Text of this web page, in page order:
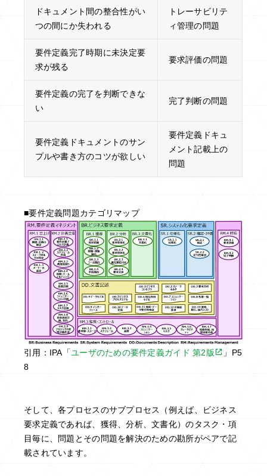
ドキュメント間の整合性がい
つの間にか失われる
トレーサビリテ
ィ管理の問題
要件定義完了時期に未決定要
求が残る
要求評価の問題
要件定義の完了を判断できな
い
完了判断の問題
要件定義ドキュメントのサン
プルや書き方のコツが欲しい
要件定義ドキュ
メント記載上の
問題
■要件定義問題カテゴリマップ
引用：IPA「ユーザのための要件定義ガイド 第2版
」P5
8
そして、各プロセスのサブプロセス（例えば、ビジネス
要求定義であれば、獲得、分析、文書化）のタスク・項
目毎に、問題とその問題を解決のための勘所がペアで記
載されています。